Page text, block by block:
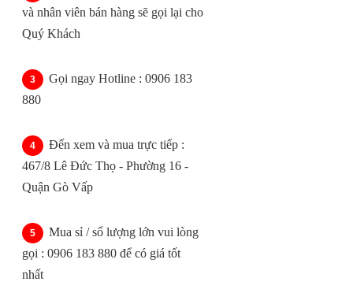
và nhân viên bán hàng sẽ gọi lại cho
Quý Khách
Gọi ngay Hotline : 0906 183
880
Đến xem và mua trực tiếp :
467/8 Lê Đức Thọ - Phường 16 -
Quận Gò Vấp
Mua sỉ / số lượng lớn vui lòng
gọi : 0906 183 880 để có giá tốt
nhất